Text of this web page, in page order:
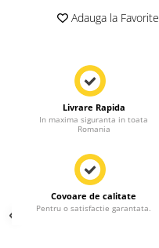
Adauga la Favorite
Livrare Rapida
In maxima siguranta in toata
Romania
Covoare de calitate
Pentru o satisfactie garantata.